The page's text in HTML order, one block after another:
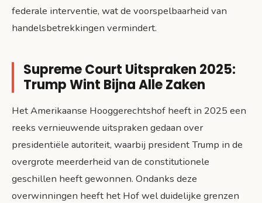
federale interventie, wat de voorspelbaarheid van
handelsbetrekkingen vermindert.
Supreme Court Uitspraken 2025:
Trump Wint Bijna Alle Zaken
Het Amerikaanse Hooggerechtshof heeft in 2025 een
reeks vernieuwende uitspraken gedaan over
presidentiële autoriteit, waarbij president Trump in de
overgrote meerderheid van de constitutionele
geschillen heeft gewonnen. Ondanks deze
overwinningen heeft het Hof wel duidelijke grenzen